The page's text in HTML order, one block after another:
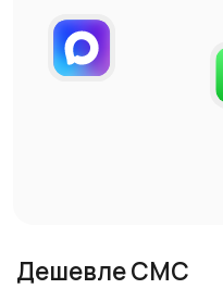
Все чаты в одном окне